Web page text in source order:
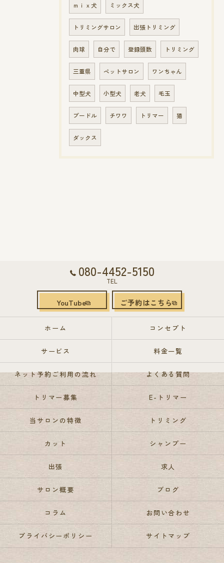
ｍｉｘ犬 ミックス犬
トリミングサロン 出張トリミング
肉球 自分で 登録頭数 トリミング
三重県 ペットサロン ワンちゃん
中型犬 小型犬 老犬 毛玉
プードル チワワ トリマー 猫
ダックス
080-4452-5150
TEL
YouTube ご予約はこちら
ホーム コンセプト
サービス 料金一覧
ネット予約ご利用の流れ よくある質問
トリマー募集 E-トリマー
当サロンの特徴 トリミング
カット シャンプー
出張 求人
サロン概要 ブログ
コラム お問い合わせ
プライバシーポリシー サイトマップ